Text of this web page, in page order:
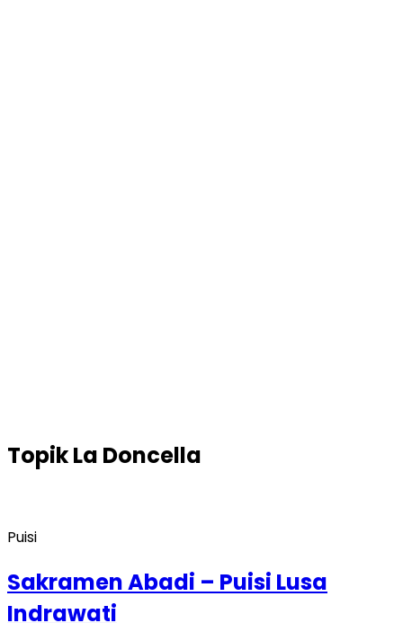
TopikLa Doncella
Puisi
Sakramen Abadi – Puisi Lusa
Indrawati